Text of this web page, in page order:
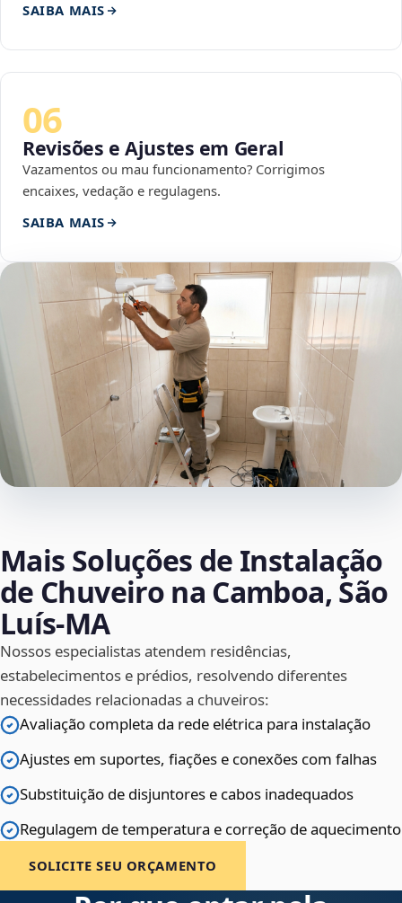
SAIBA MAIS
06
Revisões e Ajustes em Geral
Vazamentos ou mau funcionamento? Corrigimos
encaixes, vedação e regulagens.
SAIBA MAIS
Mais Soluções de Instalação
de Chuveiro na Camboa, São
Luís‑MA
Nossos especialistas atendem residências,
estabelecimentos e prédios, resolvendo diferentes
necessidades relacionadas a chuveiros:
Avaliação completa da rede elétrica para instalação
Ajustes em suportes, fiações e conexões com falhas
Substituição de disjuntores e cabos inadequados
Regulagem de temperatura e correção de aquecimento
SOLICITE SEU ORÇAMENTO